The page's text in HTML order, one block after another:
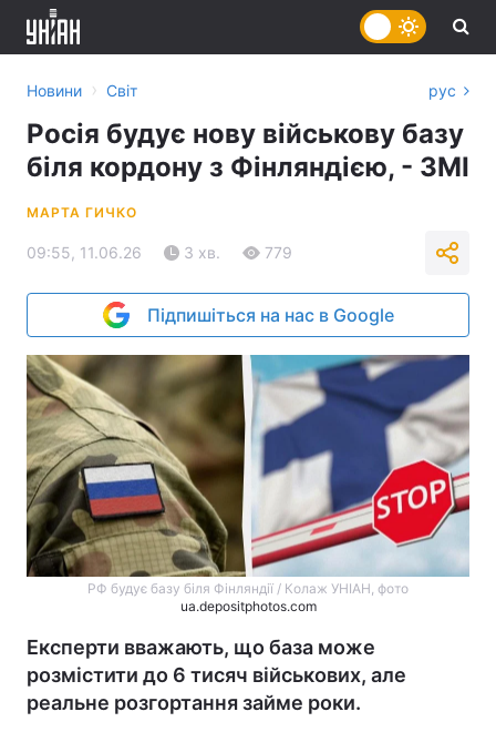
Новини › Світ рус
Росія будує нову військову базу
біля кордону з Фінляндією, - ЗМІ
МАРТА ГИЧКО
09:55, 11.06.26 3 хв. 779
Підпишіться на нас в Google
РФ будує базу біля Фінляндії / Колаж УНІАН, фото
ua.depositphotos.com
Експерти вважають, що база може
розмістити до 6 тисяч військових, але
реальне розгортання займе роки.